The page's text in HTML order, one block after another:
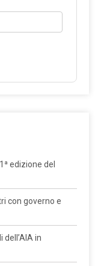
edizione del
con governo e
in